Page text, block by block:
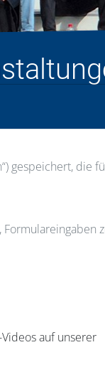
umgezogen.
für
für Kinder
ein Buch“ (27.
gespeichert, die
auf unserer